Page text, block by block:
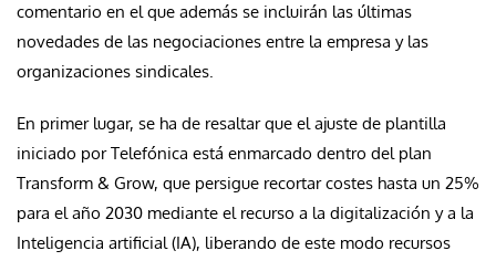
comentario en el que además se incluirán las últimas
novedades de las negociaciones entre la empresa y las
organizaciones sindicales.
En primer lugar, se ha de resaltar que el ajuste de plantilla
iniciado por Telefónica está enmarcado dentro del plan
Transform & Grow, que persigue recortar costes hasta un 25%
para el año 2030 mediante el recurso a la digitalización y a la
Inteligencia artificial (IA), liberando de este modo recursos